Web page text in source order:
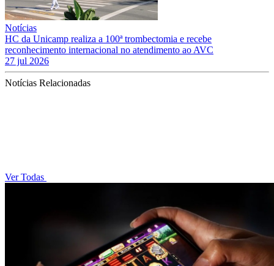
Notícias
HC da Unicamp realiza a 100ª trombectomia e recebe
reconhecimento internacional no atendimento ao AVC
27 jul 2026
Notícias Relacionadas
Ver Todas